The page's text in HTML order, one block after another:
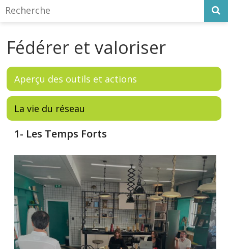
Fédérer et valoriser
Aperçu des outils et actions
La vie du réseau
1- Les Temps Forts